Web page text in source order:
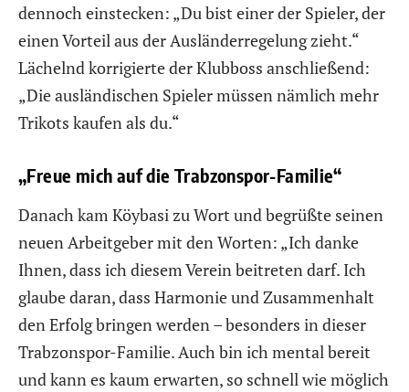
dennoch einstecken: „Du bist einer der Spieler, der
einen Vorteil aus der Ausländerregelung zieht.“
Lächelnd korrigierte der Klubboss anschließend:
„Die ausländischen Spieler müssen nämlich mehr
Trikots kaufen als du.“
„Freue mich auf die Trabzonspor-Familie“
Danach kam Köybasi zu Wort und begrüßte seinen
neuen Arbeitgeber mit den Worten: „Ich danke
Ihnen, dass ich diesem Verein beitreten darf. Ich
glaube daran, dass Harmonie und Zusammenhalt
den Erfolg bringen werden – besonders in dieser
Trabzonspor-Familie. Auch bin ich mental bereit
und kann es kaum erwarten, so schnell wie möglich